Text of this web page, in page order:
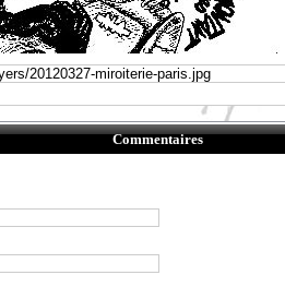
Commentaires